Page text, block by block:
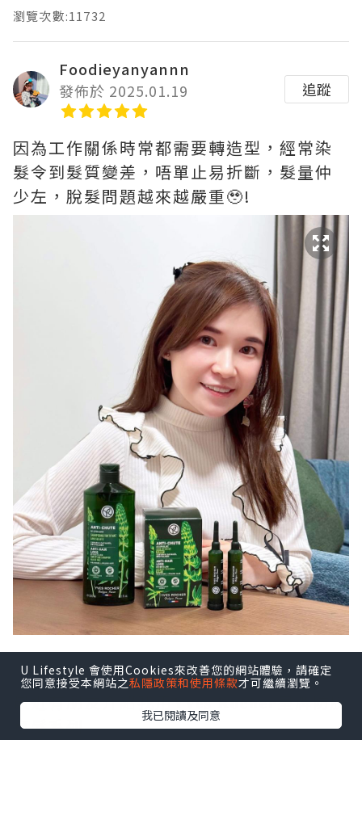
U Lifestyle 會使用Cookies來改善您的網站體驗，請確定
您同意接受本網站之私隱政策和使用條款才可繼續瀏覽。
我已閱讀及同意
瀏覽次數:11732
Foodieyanyannn
發佈於 2025.01.19
追蹤
因為工作關係時常都需要轉造型，經常染
髮令到髮質變差，唔單止易折斷，髮量仲
少左，脫髮問題越來越嚴重🥹!
最近有朋友介紹我用𝐘𝐯𝐞𝐬 𝐑𝐨𝐜𝐡𝐞𝐫皇牌防脫
育髮系列